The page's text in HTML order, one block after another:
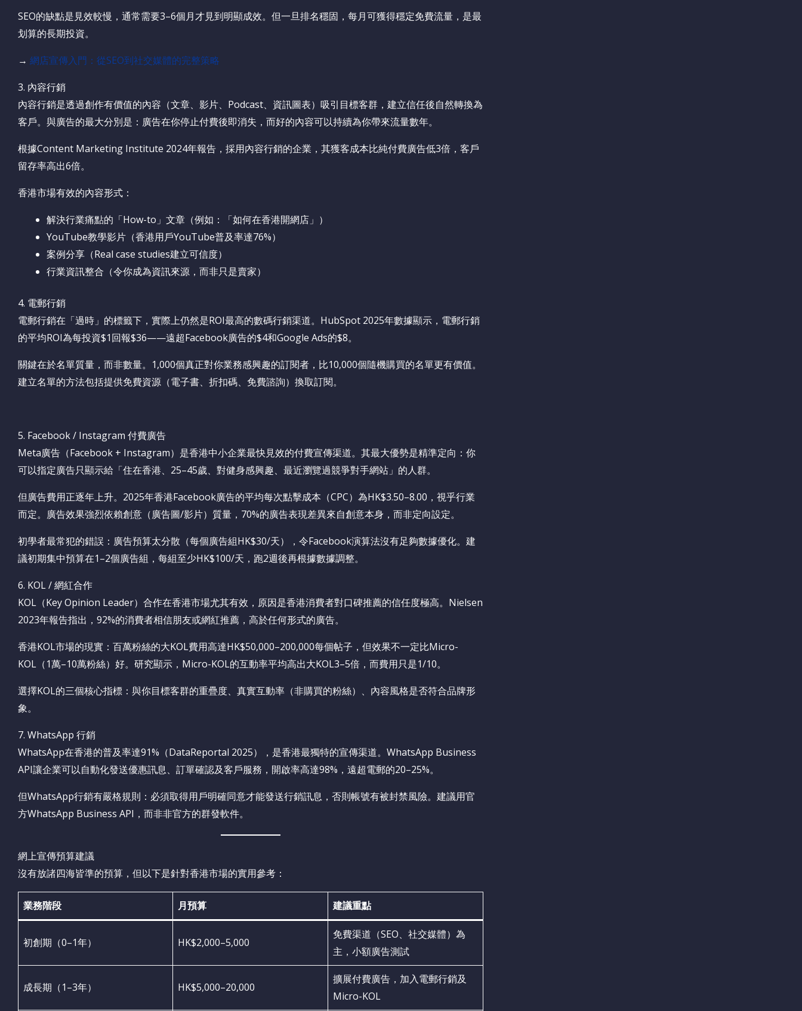
SEO的缺點是見效較慢，通常需要3–6個月才見到明顯成效。但一旦排名穩固，每月可獲得穩定免費流量，是最
划算的長期投資。
→ 網店宣傳入門：從SEO到社交媒體的完整策略
3. 內容行銷
內容行銷是透過創作有價值的內容（文章、影片、Podcast、資訊圖表）吸引目標客群，建立信任後自然轉換為
客戶。與廣告的最大分別是：廣告在你停止付費後即消失，而好的內容可以持續為你帶來流量數年。
根據Content Marketing Institute 2024年報告，採用內容行銷的企業，其獲客成本比純付費廣告低3倍，客戶
留存率高出6倍。
香港市場有效的內容形式：
解決行業痛點的「How-to」文章（例如：「如何在香港開網店」）
YouTube教學影片（香港用戶YouTube普及率達76%）
案例分享（Real case studies建立可信度）
行業資訊整合（令你成為資訊來源，而非只是賣家）
4. 電郵行銷
電郵行銷在「過時」的標籤下，實際上仍然是ROI最高的數碼行銷渠道。HubSpot 2025年數據顯示，電郵行銷
的平均ROI為每投資$1回報$36——遠超Facebook廣告的$4和Google Ads的$8。
關鍵在於名單質量，而非數量。1,000個真正對你業務感興趣的訂閱者，比10,000個隨機購買的名單更有價值。
建立名單的方法包括提供免費資源（電子書、折扣碼、免費諮詢）換取訂閱。
5. Facebook / Instagram 付費廣告
Meta廣告（Facebook + Instagram）是香港中小企業最快見效的付費宣傳渠道。其最大優勢是精準定向：你
可以指定廣告只顯示給「住在香港、25–45歲、對健身感興趣、最近瀏覽過競爭對手網站」的人群。
但廣告費用正逐年上升。2025年香港Facebook廣告的平均每次點擊成本（CPC）為HK$3.50–8.00，視乎行業
而定。廣告效果強烈依賴創意（廣告圖/影片）質量，70%的廣告表現差異來自創意本身，而非定向設定。
初學者最常犯的錯誤：廣告預算太分散（每個廣告組HK$30/天），令Facebook演算法沒有足夠數據優化。建
議初期集中預算在1–2個廣告組，每組至少HK$100/天，跑2週後再根據數據調整。
6. KOL / 網紅合作
KOL（Key Opinion Leader）合作在香港市場尤其有效，原因是香港消費者對口碑推薦的信任度極高。Nielsen
2023年報告指出，92%的消費者相信朋友或網紅推薦，高於任何形式的廣告。
香港KOL市場的現實：百萬粉絲的大KOL費用高達HK$50,000–200,000每個帖子，但效果不一定比Micro-
KOL（1萬–10萬粉絲）好。研究顯示，Micro-KOL的互動率平均高出大KOL3–5倍，而費用只是1/10。
選擇KOL的三個核心指標：與你目標客群的重疊度、真實互動率（非購買的粉絲）、內容風格是否符合品牌形
象。
7. WhatsApp 行銷
WhatsApp在香港的普及率達91%（DataReportal 2025），是香港最獨特的宣傳渠道。WhatsApp Business
API讓企業可以自動化發送優惠訊息、訂單確認及客戶服務，開啟率高達98%，遠超電郵的20–25%。
但WhatsApp行銷有嚴格規則：必須取得用戶明確同意才能發送行銷訊息，否則帳號有被封禁風險。建議用官
方WhatsApp Business API，而非非官方的群發軟件。
網上宣傳預算建議
沒有放諸四海皆準的預算，但以下是針對香港市場的實用參考：
業務階段 月預算 建議重點
初創期（0–1年） HK$2,000–5,000
免費渠道（SEO、社交媒體）為
主，小額廣告測試
成長期（1–3年） HK$5,000–20,000
擴展付費廣告，加入電郵行銷及
Micro-KOL